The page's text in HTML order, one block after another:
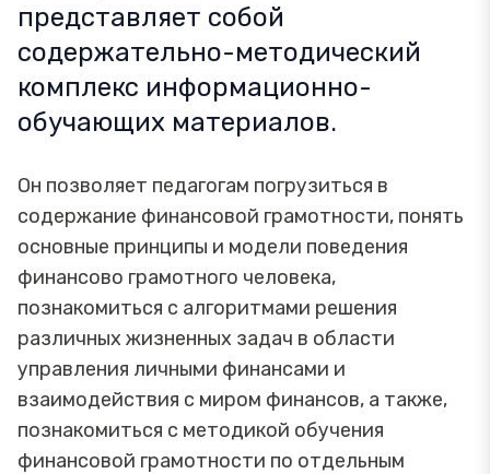
представляет собой
содержательно-методический
комплекс информационно-
обучающих материалов.
Он позволяет педагогам погрузиться в
содержание финансовой грамотности, понять
основные принципы и модели поведения
финансово грамотного человека,
познакомиться с алгоритмами решения
различных жизненных задач в области
управления личными финансами и
взаимодействия с миром финансов, а также,
познакомиться с методикой обучения
финансовой грамотности по отдельным